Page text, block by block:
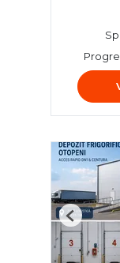
Previous